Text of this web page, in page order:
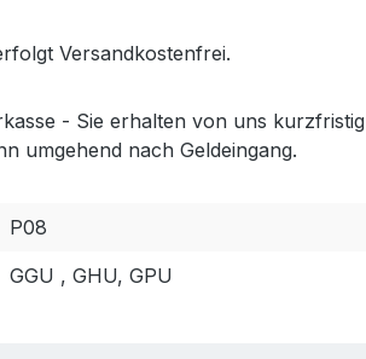
Versandkostenfrei.
- Sie erhalten von uns
umgehend nach Geldeingang.
P08
GGU , GHU, GPU